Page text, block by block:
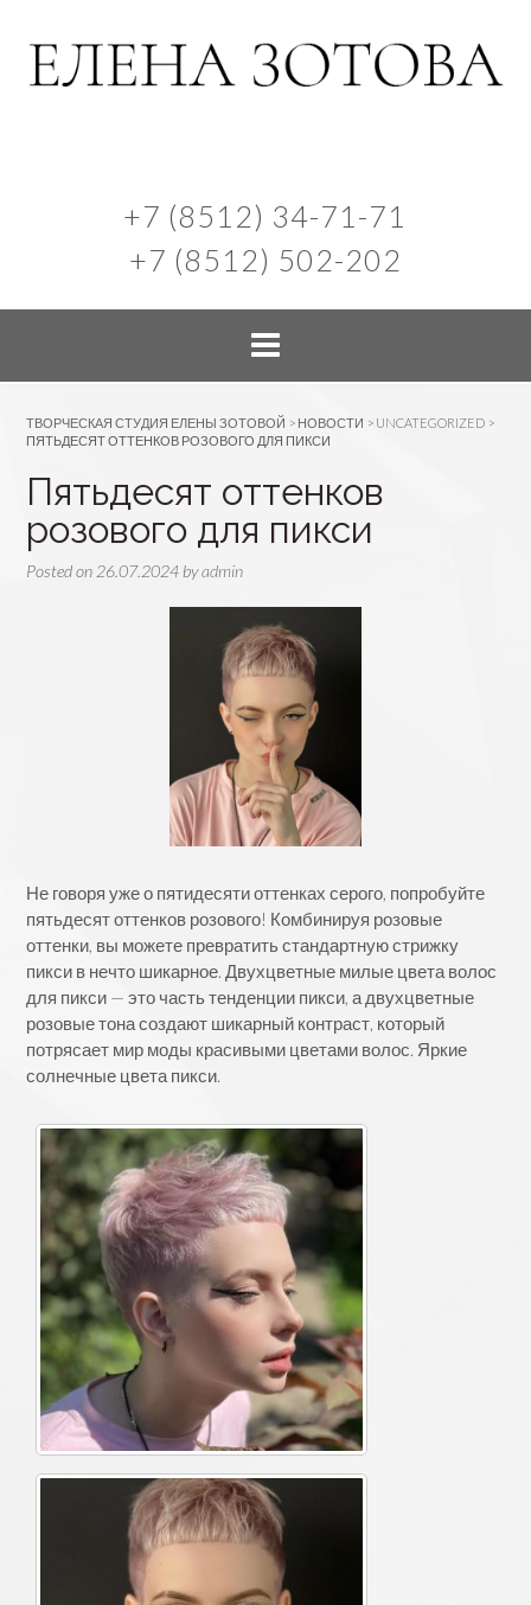
+7 (8512) 34-71-71
+7 (8512) 502-202
ТВОРЧЕСКАЯ СТУДИЯ ЕЛЕНЫ ЗОТОВОЙ > НОВОСТИ > UNCATEGORIZED >
ПЯТЬДЕСЯТ ОТТЕНКОВ РОЗОВОГО ДЛЯ ПИКСИ
Пятьдесят оттенков
розового для пикси
Posted on 26.07.2024 byadmin
Не говоря уже о пятидесяти оттенках серого, попробуйте
пятьдесят оттенков розового! Комбинируя розовые
оттенки, вы можете превратить стандартную стрижку
пикси в нечто шикарное. Двухцветные милые цвета волос
для пикси — это часть тенденции пикси, а двухцветные
розовые тона создают шикарный контраст, который
потрясает мир моды красивыми цветами волос. Яркие
солнечные цвета пикси.